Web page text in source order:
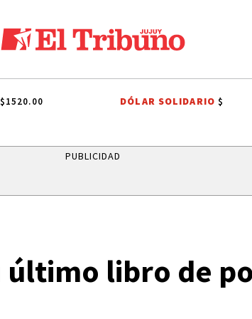
PREMIOS SAN SALVADOR LEY DE PROPIEDAD
$1520.00 DÓLAR SOLIDARIO$
PUBLICIDAD
último libro de